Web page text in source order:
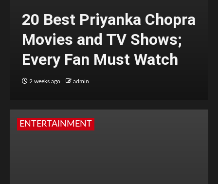
20 Best Priyanka Chopra
Movies and TV Shows;
Every Fan Must Watch
2 weeks ago admin
ENTERTAINMENT